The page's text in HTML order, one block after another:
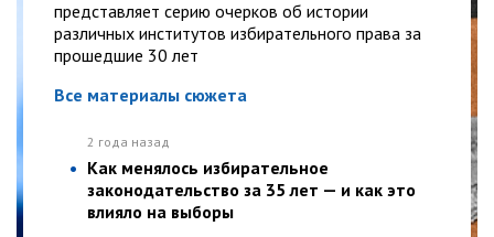
представляет серию очерков об истории
различных институтов избирательного права за
прошедшие 30 лет
Все материалы сюжета
2 года назад
Как менялось избирательное
законодательство за 35 лет — и как это
влияло на выборы